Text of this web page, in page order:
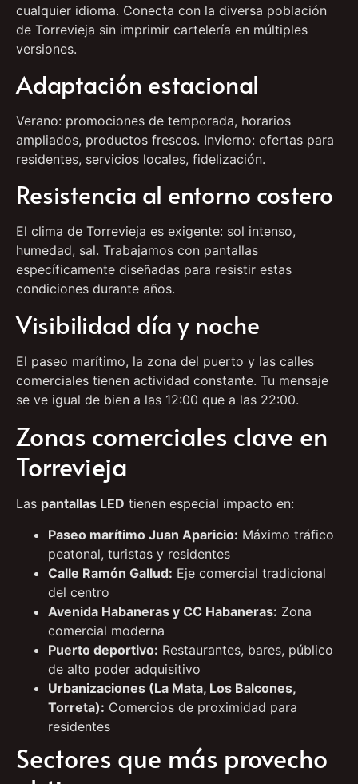
cualquier idioma. Conecta con la diversa población
de Torrevieja sin imprimir cartelería en múltiples
versiones.
Adaptación estacional
Verano: promociones de temporada, horarios
ampliados, productos frescos. Invierno: ofertas para
residentes, servicios locales, fidelización.
Resistencia al entorno costero
El clima de Torrevieja es exigente: sol intenso,
humedad, sal. Trabajamos con pantallas
específicamente diseñadas para resistir estas
condiciones durante años.
Visibilidad día y noche
El paseo marítimo, la zona del puerto y las calles
comerciales tienen actividad constante. Tu mensaje
se ve igual de bien a las 12:00 que a las 22:00.
Zonas comerciales clave en
Torrevieja
Las pantallas LED tienen especial impacto en:
Paseo marítimo Juan Aparicio: Máximo tráfico
peatonal, turistas y residentes
Calle Ramón Gallud: Eje comercial tradicional
del centro
Avenida Habaneras y CC Habaneras: Zona
comercial moderna
Puerto deportivo: Restaurantes, bares, público
de alto poder adquisitivo
Urbanizaciones (La Mata, Los Balcones,
Torreta): Comercios de proximidad para
residentes
Sectores que más provecho